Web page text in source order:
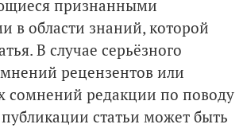
признанными
в области знаний, которой
В случае серьёзного
рецензентов или
сомнений редакции по поводу
статьи может быть